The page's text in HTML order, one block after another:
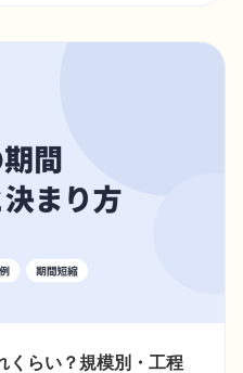
くらい？規模別・工程